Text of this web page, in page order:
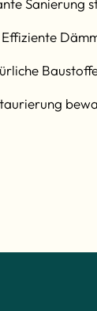
Sanierung
Effiziente